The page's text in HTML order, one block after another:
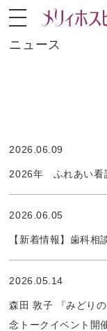
ニュース
2026.06.09
2026年 ふれあい看
2026.06.05
【新着情報】歯科相
2026.05.14
森田 敦子 『みどり
念トークイベント開